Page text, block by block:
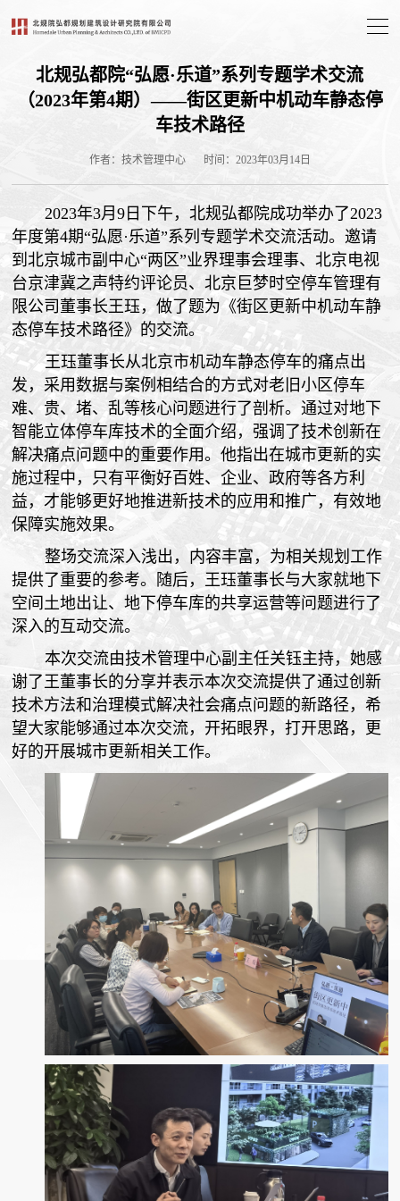
北规弘都院“弘愿·乐道”系列专题学术交流
（2023年第4期）——街区更新中机动车静态停
车技术路径
作者：技术管理中心 时间：2023年03月14日
2023年3月9日下午，北规弘都院成功举办了2023
年度第4期“弘愿·乐道”系列专题学术交流活动。邀请
到北京城市副中心“两区”业界理事会理事、北京电视
台京津冀之声特约评论员、北京巨梦时空停车管理有
限公司董事长王珏，做了题为《街区更新中机动车静
态停车技术路径》的交流。
王珏董事长从北京市机动车静态停车的痛点出
发，采用数据与案例相结合的方式对老旧小区停车
难、贵、堵、乱等核心问题进行了剖析。通过对地下
智能立体停车库技术的全面介绍，强调了技术创新在
解决痛点问题中的重要作用。他指出在城市更新的实
施过程中，只有平衡好百姓、企业、政府等各方利
益，才能够更好地推进新技术的应用和推广，有效地
保障实施效果。
整场交流深入浅出，内容丰富，为相关规划工作
提供了重要的参考。随后，王珏董事长与大家就地下
空间土地出让、地下停车库的共享运营等问题进行了
深入的互动交流。
本次交流由技术管理中心副主任关钰主持，她感
谢了王董事长的分享并表示本次交流提供了通过创新
技术方法和治理模式解决社会痛点问题的新路径，希
望大家能够通过本次交流，开拓眼界，打开思路，更
好的开展城市更新相关工作。